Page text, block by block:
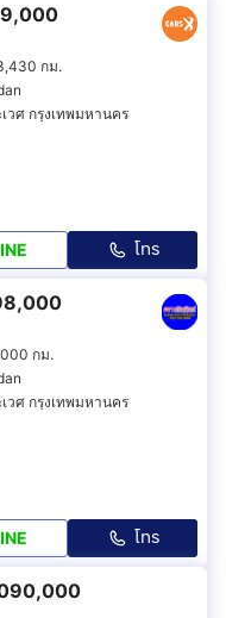
กม.
วศ กรุงเทพมหานคร
โทร
กม.
วศ กรุงเทพมหานคร
โทร